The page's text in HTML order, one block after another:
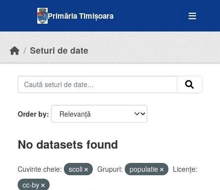
Primăria Timișoara
Seturi de date
Order by
No datasets found
Cuvinte cheie: scoli Grupuri: populatie
Licenţe:
cc-by